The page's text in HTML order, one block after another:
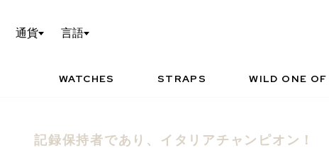
通貨 言語
WATCHES STRAPS WILD ONE OF
記録保持者であり、イタリアチャンピオン！